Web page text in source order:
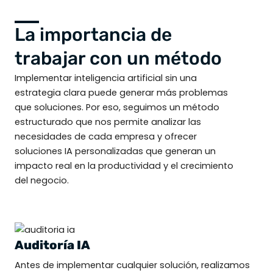
La importancia de
trabajar con un método
Implementar inteligencia artificial sin una
estrategia clara puede generar más problemas
que soluciones. Por eso, seguimos un método
estructurado que nos permite analizar las
necesidades de cada empresa y ofrecer
soluciones IA personalizadas que generan un
impacto real en la productividad y el crecimiento
del negocio.
Auditoría IA
Antes de implementar cualquier solución, realizamos